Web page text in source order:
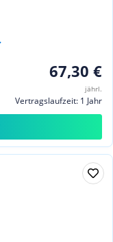
67,30 €
jährl.
Vertragslaufzeit: 1 Jahr